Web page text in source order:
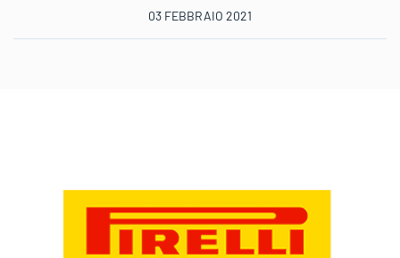
03 FEBBRAIO 2021